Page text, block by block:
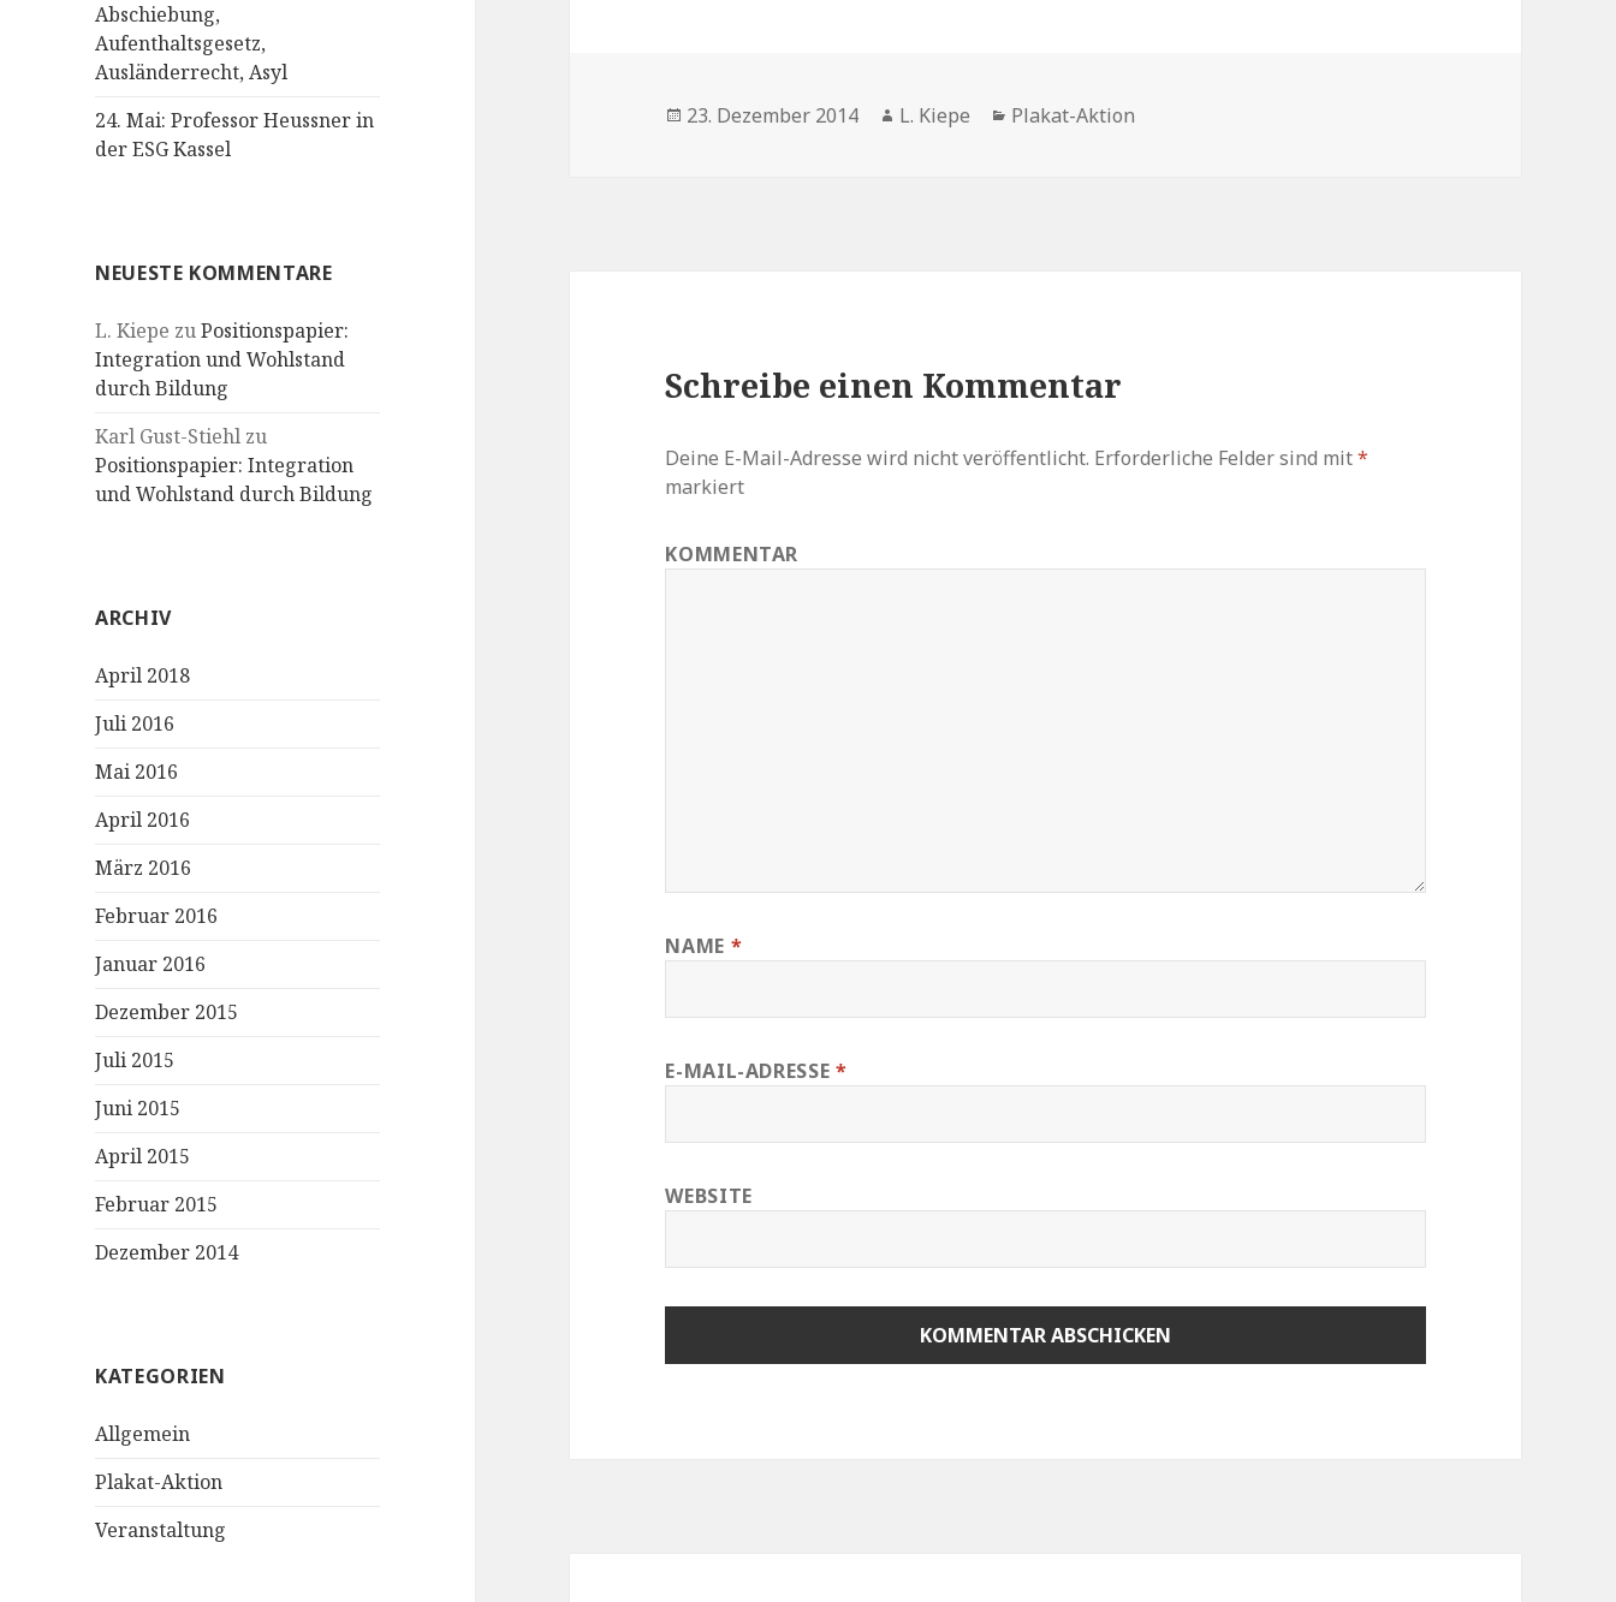
Abschiebung,
Aufenthaltsgesetz,
Ausländerrecht, Asyl
24. Mai: Professor Heussner in
der ESG Kassel
NEUESTE KOMMENTARE
L. Kiepe zuPositionspapier:
Integration und Wohlstand
durch Bildung
Karl Gust-Stiehl zu
Positionspapier: Integration
und Wohlstand durch Bildung
ARCHIV
April 2018
Juli 2016
Mai 2016
April 2016
März 2016
Februar 2016
Januar 2016
Dezember 2015
Juli 2015
Juni 2015
April 2015
Februar 2015
Dezember 2014
KATEGORIEN
Allgemein
Plakat-Aktion
Veranstaltung
Veröffentlicht
23. Dezember 2014 Autor
L. Kiepe Kategorien
Plakat-Aktion
Schreibe einen Kommentar
Deine E-Mail-Adresse wird nicht veröffentlicht. Erforderliche Felder sind mit*
markiert
KOMMENTAR
NAME *
E-MAIL-ADRESSE *
WEBSITE